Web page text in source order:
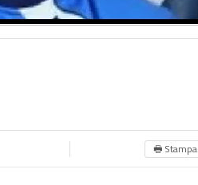
🖶 Stampa